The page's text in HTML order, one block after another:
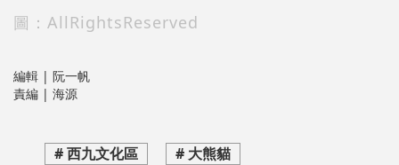
圖：AllRightsReserved
編輯 | 阮一帆
責編 | 海源
# 西九文化區
# 大熊貓